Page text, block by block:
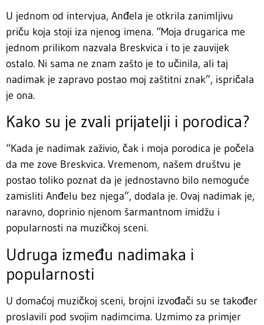
U jednom od intervjua, Anđela je otkrila zanimljivu
priču koja stoji iza njenog imena. “Moja drugarica me
jednom prilikom nazvala Breskvica i to je zauvijek
ostalo. Ni sama ne znam zašto je to učinila, ali taj
nadimak je zapravo postao moj zaštitni znak”, ispričala
je ona.
Kako su je zvali prijatelji i porodica?
“Kada je nadimak zaživio, čak i moja porodica je počela
da me zove Breskvica. Vremenom, našem društvu je
postao toliko poznat da je jednostavno bilo nemoguće
zamisliti Anđelu bez njega”, dodala je. Ovaj nadimak je,
naravno, doprinio njenom šarmantnom imidžu i
popularnosti na muzičkoj sceni.
Udruga između nadimaka i
popularnosti
U domaćoj muzičkoj sceni, brojni izvođači su se također
proslavili pod svojim nadimcima. Uzmimo za primjer